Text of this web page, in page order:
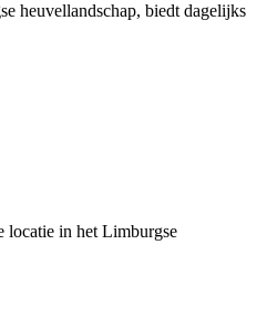
heuvellandschap, biedt dagelijks
locatie in het Limburgse